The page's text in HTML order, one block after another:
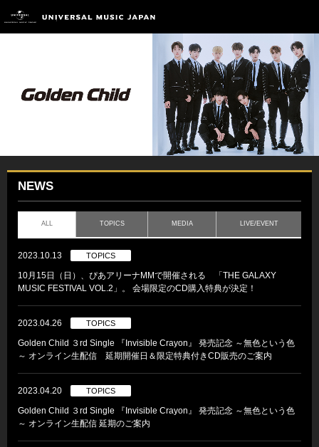
NEWS
ALL TOPICS MEDIA LIVE/EVENT
2023.10.13 TOPICS
10月15日（日）、ぴあアリーナMMで開催される 「THE GALAXY
MUSIC FESTIVAL VOL.2」。 会場限定のCD購入特典が決定！
2023.04.26 TOPICS
Golden Child ３rd Single 『Invisible Crayon』 発売記念 ～無色という色
～ オンライン生配信 延期開催日＆限定特典付きCD販売のご案内
2023.04.20 TOPICS
Golden Child ３rd Single 『Invisible Crayon』 発売記念 ～無色という色
～ オンライン生配信 延期のご案内